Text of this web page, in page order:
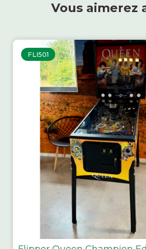
Vous aimerez
FLI501